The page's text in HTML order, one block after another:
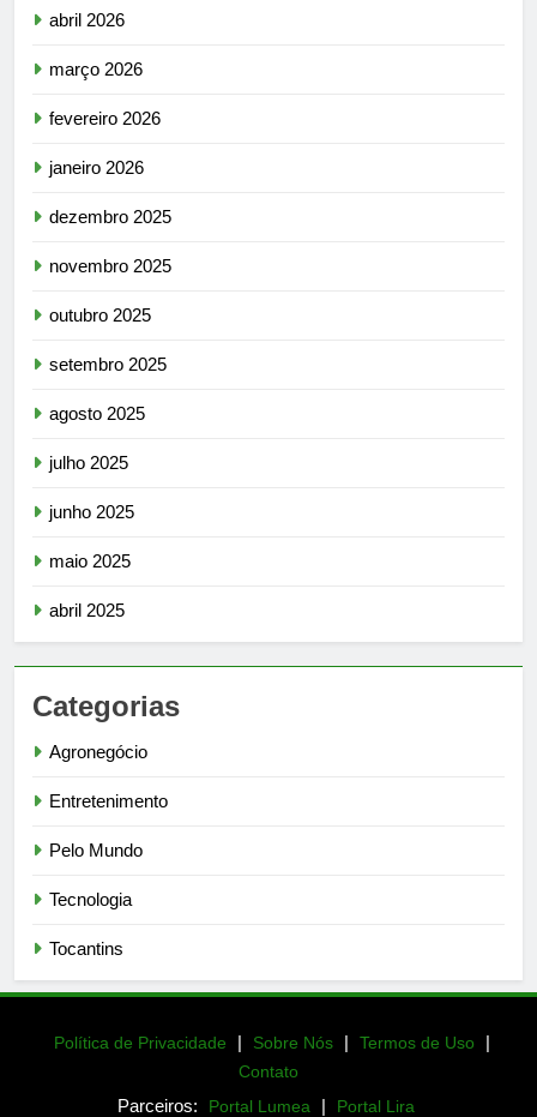
abril 2026
março 2026
fevereiro 2026
janeiro 2026
dezembro 2025
novembro 2025
outubro 2025
setembro 2025
agosto 2025
julho 2025
junho 2025
maio 2025
abril 2025
Categorias
Agronegócio
Entretenimento
Pelo Mundo
Tecnologia
Tocantins
Política de Privacidade | Sobre Nós | Termos de Uso |
Contato
Parceiros: Portal Lumea | Portal Lira